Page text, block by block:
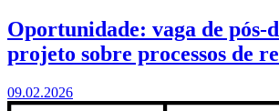
Oportunidade: vaga de pós-
projeto sobre processos de
09.02.2026